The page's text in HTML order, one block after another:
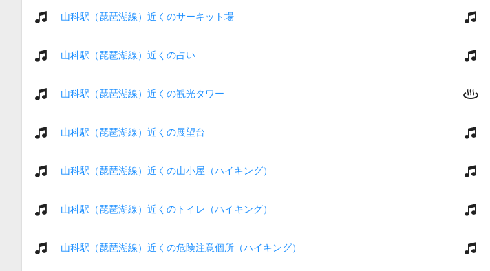
山科駅（琵琶湖線）近くのサーキット場
山科駅（琵琶湖線）近くの占い
山科駅（琵琶湖線）近くの観光タワー
山科駅（琵琶湖線）近くの展望台
山科駅（琵琶湖線）近くの山小屋（ハイキング）
山科駅（琵琶湖線）近くのトイレ（ハイキング）
山科駅（琵琶湖線）近くの危険注意個所（ハイキング）